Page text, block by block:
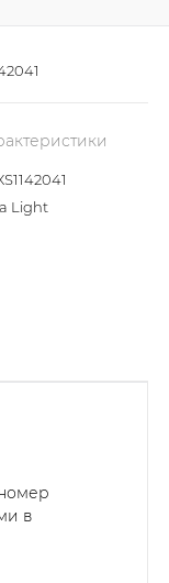
Light
в